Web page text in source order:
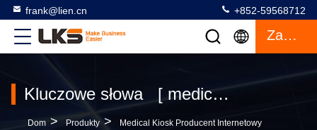
frank@lien.cn +852-59568712
Zacytować
Kluczowe słowa [ medical kiosk ] Mecz 91 produkty
Dom > Produkty > Medical Kiosk Producent Internetowy